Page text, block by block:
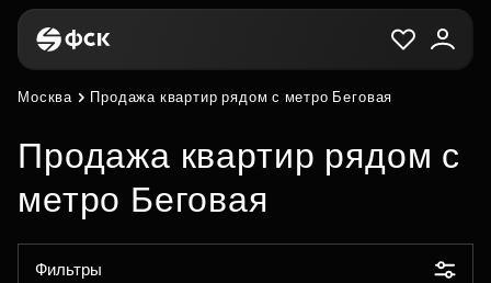
Москва Продажа квартир рядом с метро Беговая
Продажа квартир рядом с
метро Беговая
Фильтры